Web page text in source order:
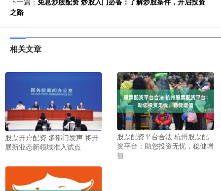
之路
相关文章
股票开户配资 多部门发声 将开
展新业态新领域准入试点
股票配资平台合法 杭州股票配
资平台：助您投资无忧，稳健增
值